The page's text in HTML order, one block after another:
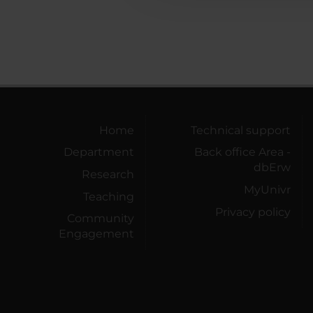
Home
Department
Research
Teaching
Community
Engagement
Technical support
Back office Area -
dbErw
MyUnivr
Privacy policy